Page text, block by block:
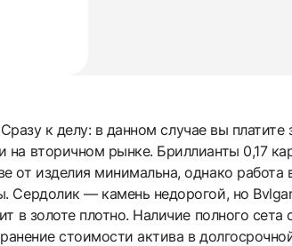
к делу: в данном случае вы платите
вторичном рынке. Бриллианты 0,17
от изделия минимальна, однако
Сердолик — камень недорогой, но
в золоте плотно. Наличие полного
стоимости актива в